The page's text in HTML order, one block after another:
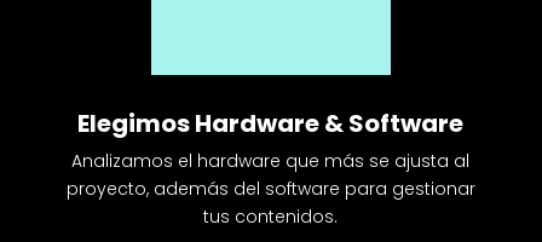
Elegimos Hardware & Software
Analizamos el hardware que más se ajusta al
proyecto, además del software para gestionar
tus contenidos.